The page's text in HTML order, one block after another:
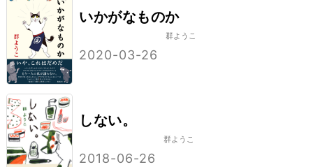
いかがなものか
2020-03-26
群ようこ
しない。
2018-06-26
群ようこ